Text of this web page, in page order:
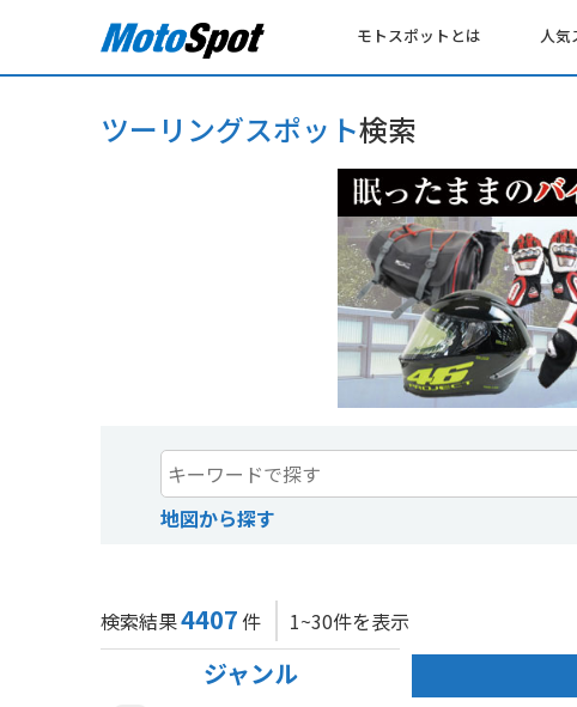
モトスポットとは 人気
ツーリングスポット検索
地図から探す
検索結果4407件 1~30件を表示
ジャンル